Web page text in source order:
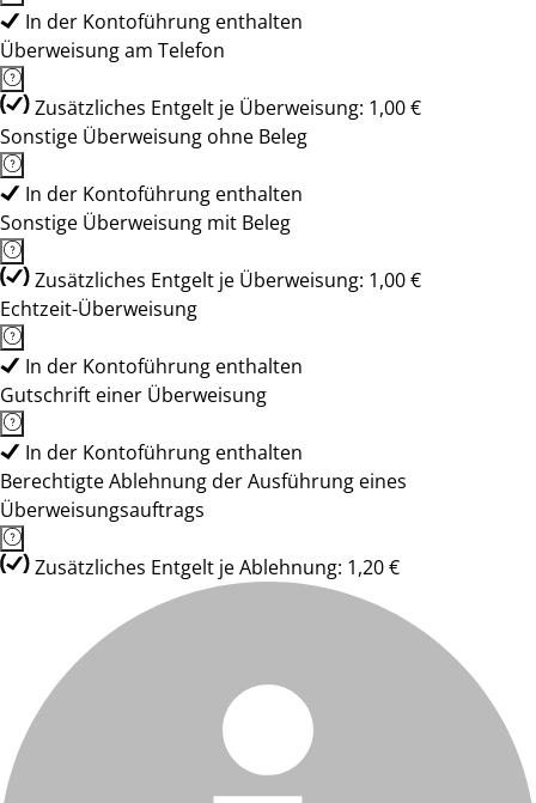
In der Kontoführung enthalten
Überweisung am Telefon
Zusätzliches Entgelt je Überweisung: 1,00 €
Sonstige Überweisung ohne Beleg
In der Kontoführung enthalten
Sonstige Überweisung mit Beleg
Zusätzliches Entgelt je Überweisung: 1,00 €
Echtzeit-Überweisung
In der Kontoführung enthalten
Gutschrift einer Überweisung
In der Kontoführung enthalten
Berechtigte Ablehnung der Ausführung eines
Überweisungsauftrags
Zusätzliches Entgelt je Ablehnung: 1,20 €